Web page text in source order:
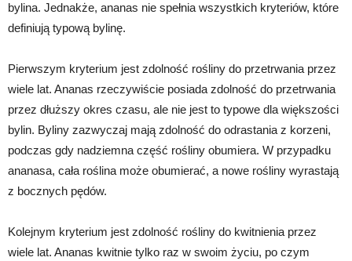
bylina. Jednakże, ananas nie spełnia wszystkich kryteriów, które
definiują typową bylinę.
Pierwszym kryterium jest zdolność rośliny do przetrwania przez
wiele lat. Ananas rzeczywiście posiada zdolność do przetrwania
przez dłuższy okres czasu, ale nie jest to typowe dla większości
bylin. Byliny zazwyczaj mają zdolność do odrastania z korzeni,
podczas gdy nadziemna część rośliny obumiera. W przypadku
ananasa, cała roślina może obumierać, a nowe rośliny wyrastają
z bocznych pędów.
Kolejnym kryterium jest zdolność rośliny do kwitnienia przez
wiele lat. Ananas kwitnie tylko raz w swoim życiu, po czym